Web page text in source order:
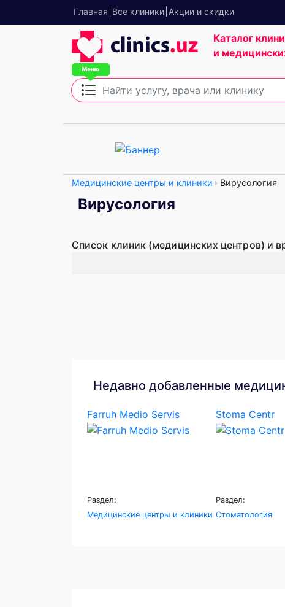
Главная Все клиники Акции и скидки
Каталог
и
Медицинские центры и клиники Вирусология
Вирусология
Список клиник (медицинских центров) и
Недавно добавленные
Farruh Medio Servis
Раздел:
Медицинские центры и клиники
Stoma Centr
Раздел:
Стоматология